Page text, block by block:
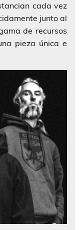
cada vez
junto al
de recursos
pieza única e